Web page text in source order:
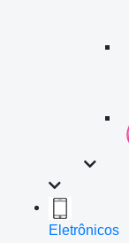
Eletrônicos